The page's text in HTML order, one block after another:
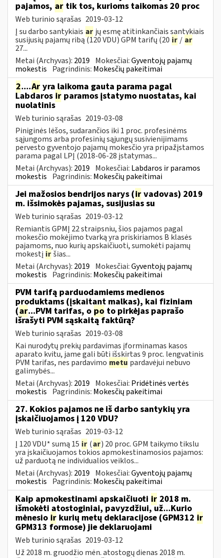
pajamos, ar tik tos, kurioms taikomas 20 proc
Web turinio sąrašas 2019-03-12
Į su darbo santykiais ar jų esmę atitinkančiais santykiais
susijusių pajamų ribą (120 VDU) GPM tarifų (20 ir / ar
27...
Metai (Archyvas): 2019 Mokesčiai:Gyventojų pajamų
mokestis Pagrindinis: Mokesčių pakeitimai
2....Ar yra laikoma gauta parama pagal
Labdaros ir paramos įstatymo nuostatas, kai
nuolatinis
Web turinio sąrašas 2019-03-08
Piniginės lėšos, sudarančios iki 1 proc. profesinėms
sąjungoms arba profesinių sąjungų susivienijimams
pervesto gyventojo pajamų mokesčio yra pripažįstamos
parama pagal LPĮ (2018-06-28 įstatymas...
Metai (Archyvas): 2019 Mokesčiai: Labdaros ir paramos
mokestis Pagrindinis: Mokesčių pakeitimai
Jei mažosios bendrijos narys (ir vadovas) 2019
m. išsimokės pajamas, susijusias su
Web turinio sąrašas 2019-03-12
Remiantis GPMĮ 22 straipsniu, šios pajamos pagal
mokesčio mokėjimo tvarką yra priskiriamos B klasės
pajamoms, nuo kurių apskaičiuoti, sumokėti pajamų
mokestį iršias...
Metai (Archyvas): 2019 Mokesčiai:Gyventojų pajamų
mokestis Pagrindinis: Mokesčių pakeitimai
PVM tarifą parduodamiems medienos
produktams (įskaitant malkas), kai fiziniam
(ar...PVM tarifas, o po to pirkėjas paprašo
išrašyti PVM sąskaitą faktūrą?
Web turinio sąrašas 2019-03-08
Kai nurodytų prekių pardavimas įforminamas kasos
aparato kvitu, jame gali būti išskirtas 9 proc. lengvatinis
PVM tarifas, nes pardavimo metu pardavėjui nebuvo
galimybės...
Metai (Archyvas): 2019 Mokesčiai: Pridėtinės vertės
mokestis Pagrindinis: Mokesčių pakeitimai
27. Kokios pajamos ne iš darbo santykių yra
įskaičiuojamos į 120 VDU?
Web turinio sąrašas 2019-03-12
Į 120 VDU* sumą 15 ir (ar) 20 proc. GPM taikymo tikslu
yra įskaičiuojamos tokios apmokestinamosios pajamos:
už parduotą ne individualios veiklos...
Metai (Archyvas): 2019 Mokesčiai:Gyventojų pajamų
mokestis Pagrindinis: Mokesčių pakeitimai
Kaip apmokestinami apskaičiuoti ir 2018 m.
išmokėti atostoginiai, pavyzdžiui, už...Kurio
mėnesio ir kurių metų deklaracijose (GPM312 ir
GPM313 formose) jie deklaruojami
Web turinio sąrašas 2019-03-12
Už 2018 m. gruodžio mėn. atostogų dienas 2018 m.